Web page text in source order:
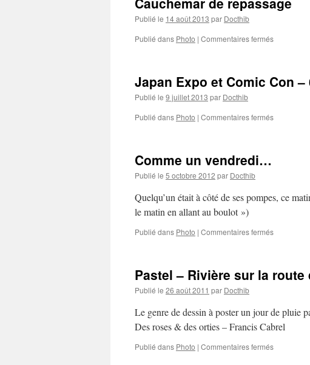
Publié le 14 août 2013 par Docthib
Publié dans Photo | Commentaires ferméssur
Japan Expo et Comic Con
Publié le 9 juillet 2013 par Docthib
Publié dans Photo | Commentaires ferméssur
juillet
quelques
Comme un vendredi…
Publié le 5 octobre 2012 par Docthib
Quelqu’un était à côté de ses pompes, ce
le matin en allant au boulot »)
Publié dans Photo | Commentaires ferméssur
Pastel – Rivière sur la route
Publié le 26 août 2011 par Docthib
Le genre de dessin à poster un jour de
Des roses & des orties – Francis Cabrel
Publié dans Photo | Commentaires ferméssur